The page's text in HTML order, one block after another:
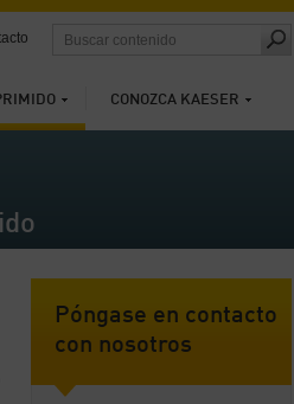
CONOZCA KAESER
Póngase en contacto
con nosotros